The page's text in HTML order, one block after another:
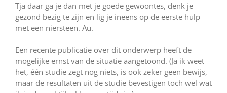
Tja daar ga je dan met je goede gewoontes, denk je
gezond bezig te zijn en lig je ineens op de eerste hulp
met een niersteen. Au.
Een recente publicatie over dit onderwerp heeft de
mogelijke ernst van de situatie aangetoond. (Ja ik weet
het, één studie zegt nog niets, is ook zeker geen bewijs,
maar de resultaten uit de studie bevestigen toch wel wat